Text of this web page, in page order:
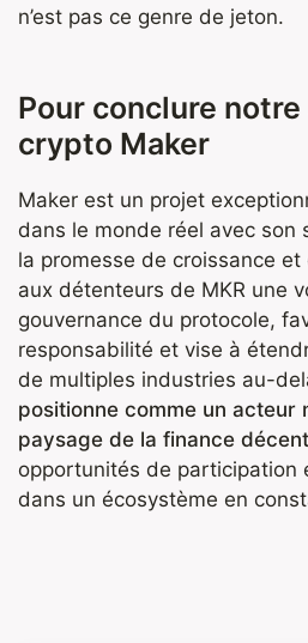
n’est pas ce genre de jeton.
Pour conclure
crypto Maker
Maker est un projet
dans le monde réel avec son
la promesse de croissance et
aux détenteurs de MKR une
gouvernance du protocole,
responsabilité et vise à
de multiples industries au-
positionne comme un acteur
paysage de la finance
opportunités de participation
dans un écosystème en